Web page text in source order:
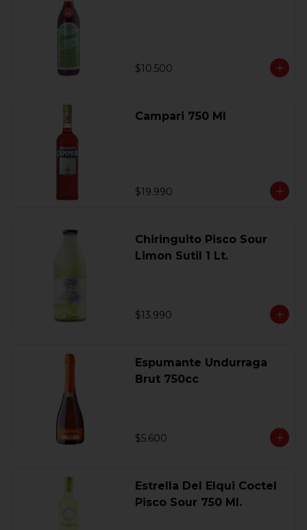
$10.500
Campari 750 Ml
$19.990
Chiringuito Pisco Sour
Limon Sutil 1 Lt.
$13.990
Espumante Undurraga
Brut 750cc
$5.600
Estrella Del Elqui Coctel
Pisco Sour 750 Ml.